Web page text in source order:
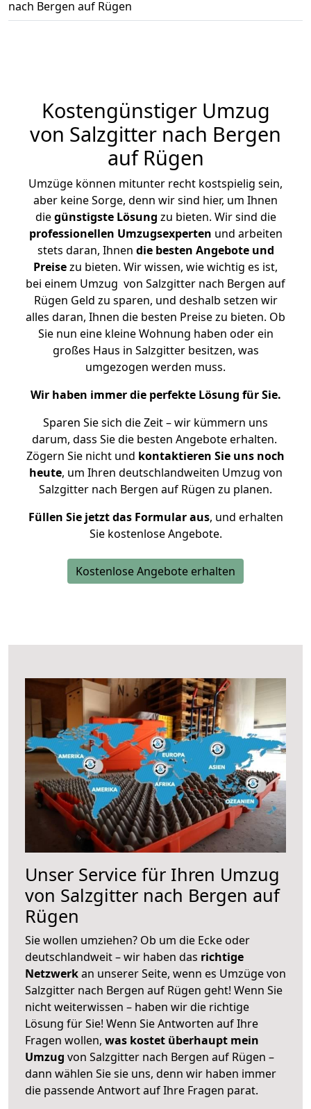
nach Bergen auf Rügen
Kostengünstiger Umzug
von Salzgitter nach Bergen
auf Rügen
Umzüge können mitunter recht kostspielig sein,
aber keine Sorge, denn wir sind hier, um Ihnen
diegünstigste Lösung zu bieten. Wir sind die
professionellen Umzugsexperten und arbeiten
stets daran, Ihnen die besten Angebote und
Preisezu bieten. Wir wissen, wie wichtig es ist,
bei einem Umzug von Salzgitter nach Bergen auf
Rügen Geld zu sparen, und deshalb setzen wir
alles daran, Ihnen die besten Preise zu bieten. Ob
Sie nun eine kleine Wohnung haben oder ein
großes Haus in Salzgitter besitzen, was
umgezogen werden muss.
Wir haben immer die perfekte Lösung für Sie.
Sparen Sie sich die Zeit – wir kümmern uns
darum, dass Sie die besten Angebote erhalten.
Zögern Sie nicht und kontaktieren Sie uns noch
heute, um Ihren deutschlandweiten Umzug von
Salzgitter nach Bergen auf Rügen zu planen.
Füllen Sie jetzt das Formular aus, und erhalten
Sie kostenlose Angebote.
Kostenlose Angebote erhalten
Unser Service für Ihren Umzug
von Salzgitter nach Bergen auf
Rügen
Sie wollen umziehen? Ob um die Ecke oder
deutschlandweit – wir haben das richtige
Netzwerkan unserer Seite, wenn es Umzüge von
Salzgitter nach Bergen auf Rügen geht! Wenn Sie
nicht weiterwissen – haben wir die richtige
Lösung für Sie! Wenn Sie Antworten auf Ihre
Fragen wollen, was kostet überhaupt mein
Umzug von Salzgitter nach Bergen auf Rügen –
dann wählen Sie sie uns, denn wir haben immer
die passende Antwort auf Ihre Fragen parat.